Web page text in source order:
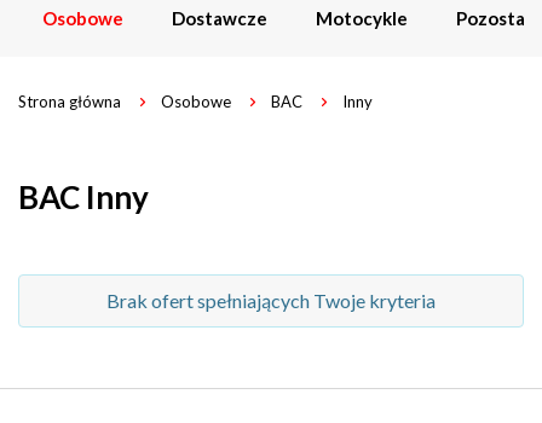
Osobowe Dostawcze Motocykle Pozostałe
Strona główna Osobowe BAC Inny
BAC Inny
Brak ofert spełniających Twoje kryteria